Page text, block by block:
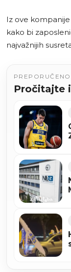
Iz ove
kako bi
najvažnijih
PREPORUČENO
Pročitajte